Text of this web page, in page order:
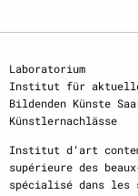
Laboratorium
Institut für aktuelle
Bildenden Künste
Künstlernachlässe
Institut d‘art
supérieure des
spécialisé dans les